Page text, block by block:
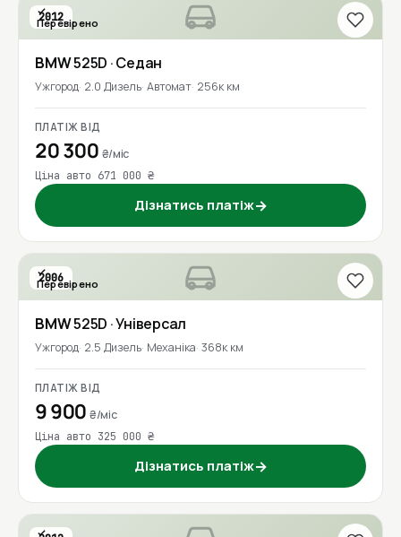
2012
Перевірено
BMW525D · Седан
Ужгород 2.0 Дизель Автомат 256к км
ПЛАТІЖ ВІД
20 300 ₴/міс
Ціна авто 671 000 ₴
Дізнатись платіж→
2006
Перевірено
BMW525D · Універсал
Ужгород 2.5 Дизель Механіка 368к км
ПЛАТІЖ ВІД
9 900₴/міс
Ціна авто 325 000 ₴
Дізнатись платіж→